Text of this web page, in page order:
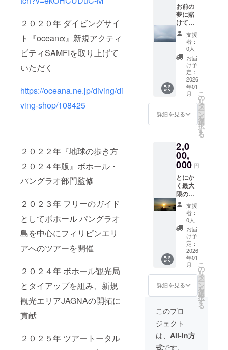
２０２０年 ダイビングサイ
ト『oceanα』新規アクティ
ビティSAMFIを取り上げて
いただく
https://oceana.ne.jp/diving/di
ving-shop/108425
２０２２年『地球の歩き方
２０２４年版』ボホール・
パングラオ部門監修
２０２３年 フリーのガイド
としてボホール パングラオ
島を中心にフィリピンエリ
アへのツアーを開催
２０２４年 ボホール観光局
とタイアップを組み、新規
観光エリアJAGNAの開拓に
貢献
２０２５年 ツアートータル
にご記
入くだ
さいま
せ
円分の
クーポ
ンをご
利用い
ただけ
ます ※
クーポ
ンの期
限は5年
です 皆
さまと
の出会
いを楽
しみに
してお
ります
希望の
日程が
ありま
したら
備考欄
にご記
入くだ
さいま
せ
一例
☆PADI
オープ
ン
ウォー
ターラ
イセン
スコー
ス ☆ス
クーバ
ダイビ
ング ☆
追加ダ
イビン
グ：c
カード
ンスを
お持ち
の方 ☆
器材レ
ンタル
☆体験
ダイビ
ング：
講習を
受けた
ことが
ない方
☆ス
ノーケ
ル体験
☆陸ツ
アー ※
一回の
ご来店
に付き
ご本人
様２
０％の
クーポ
ンをご
利用可
能な
クーポ
ン
500,000
円分 提
供日
時：ご
来店時
ご利用
いただ
ける
サービ
ス内容
一例
☆PADI
ン
ウォー
ターラ
イセン
スコー
ス ☆ス
クーバ
ダイビ
ング ☆
追加ダ
イビン
グ：c
カード
ライセ
ンスを
お持ち
の方 ☆
器材レ
ンタル
☆体験
ダイビ
ング：
講習を
受けた
ことが
だきま
す） ●
ご希望
のサイ
ズ、希
望のお
名前は
備考欄
に記入
をお願
いいた
します
☆当店
のお支
払いで
利用可
クーポ
ン
600,000
円分 ☆
クーポ
ン適用
期間中
ご来店
の際は
貸し切
りにて
ボート
のご用
意をさ
せてい
ただき
ます。
提供日
時：ご
来店時
ご利用
いただ
ける
サービ
ス内容
になり
ます
☆☆ コ
コロを
込めて
お礼の
ご連絡
をさせ
ていた
だきま
店時に
お渡し
☆オリ
ジナル
ステッ
サイ
ズ：5㎝
×5㎝ ☆
オリジ
ナルT
シャツ
（Tシャ
ツには
お好み
のお名
前を入
れさせ
ていた
だきま
す） ●
ご希望
のサイ
ズ、希
望のお
名前は
備考欄
に記入
をお願
いいた
します
お前の
夢に賭
けてや
る！ 応
援あり
がとう
ござい
す！！
はい！
絶対夢
叶えま
す！ 見
守って
くださ
い！！
を込め
てお礼
のご連
絡をさ
せてい
ただき
ます ☆
特別特
権とい
たしま
して
ボート
に取り
付ける
ボート
にご希
望のロ
ゴもし
くはお
名前を
載せさ
せてい
ただき
ます。
ご来店
支援
者：
0人
お届
け予
定：
2026
年01
月
詳細を見る
こ
の
リ
タ
ー
ン
を
選
択
す
る
2,0
00,
000 円
とにか
く最大
限の応
援をし
たい！
ボート
オー
ナーと
して自
由に
ボート
を使い
たい 応
援あり
がとう
ござい
ま
す！！
とって
も励み
になり
支援
者：
0人
お届
け予
定：
2026
年01
月
詳細を見る
こ
の
リ
タ
ー
ン
を
選
択
す
る
このプロ
ジェクト
は、 All-In方
式です。